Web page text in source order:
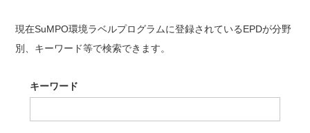
現在SuMPO環境ラベルプログラムに登録されているEPDが分野
別、キーワード等で検索できます。
キーワード